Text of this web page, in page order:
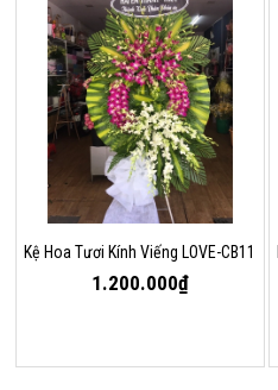
Kệ Hoa Tươi Kính Viếng LOVE-CB11
1.200.000₫